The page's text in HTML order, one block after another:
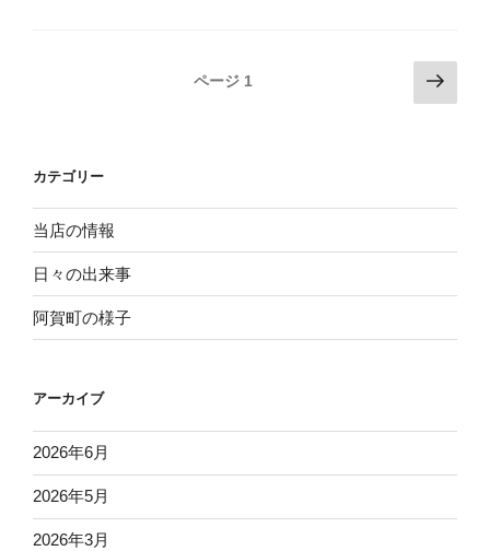
ビ
ー
シ
ョ
ン
ページ 1
次
の
カテゴリー
当店の情報
日々の出来事
阿賀町の様子
アーカイブ
2026年6月
2026年5月
2026年3月